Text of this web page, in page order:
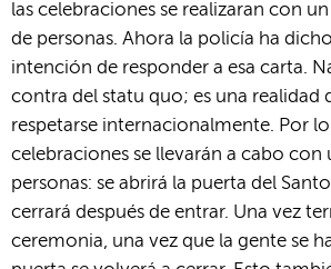
las celebraciones se realizaran con
de personas. Ahora la policía ha
intención de responder a esa carta.
contra del statu quo; es una realidad
respetarse internacionalmente. Por
celebraciones se llevarán a cabo con
personas: se abrirá la puerta del
cerrará después de entrar. Una vez
ceremonia, una vez que la gente se